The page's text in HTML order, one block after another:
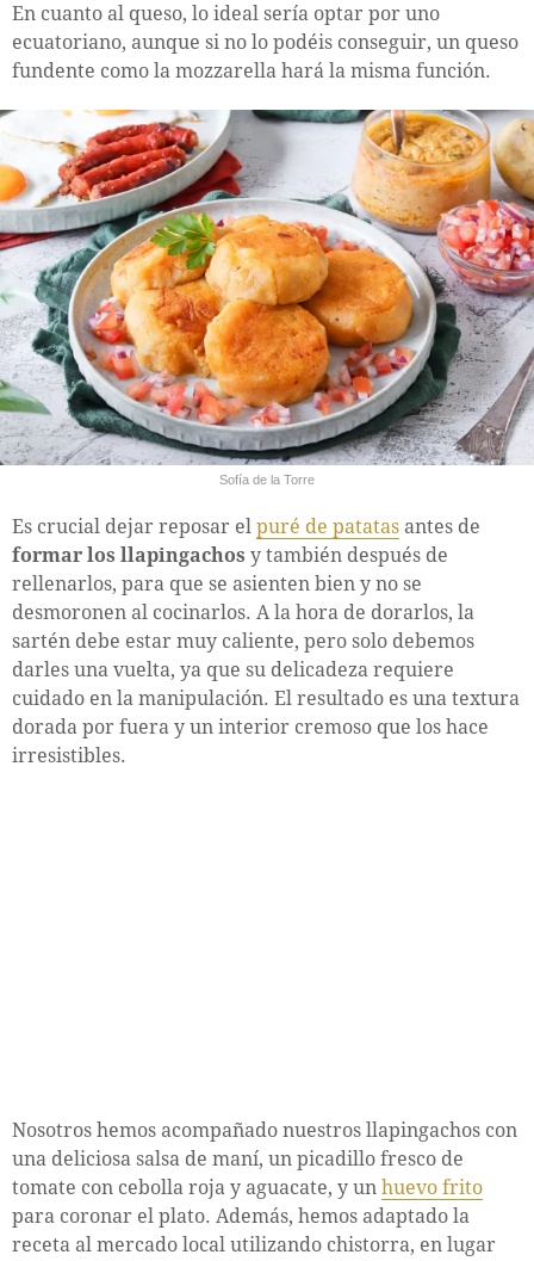
En cuanto al queso, lo ideal sería optar por uno
ecuatoriano, aunque si no lo podéis conseguir, un queso
fundente como la mozzarella hará la misma función.
Sofía de la Torre
Es crucial dejar reposar el puré de patatas antes de
formar los llapingachos y también después de
rellenarlos, para que se asienten bien y no se
desmoronen al cocinarlos. A la hora de dorarlos, la
sartén debe estar muy caliente, pero solo debemos
darles una vuelta, ya que su delicadeza requiere
cuidado en la manipulación. El resultado es una textura
dorada por fuera y un interior cremoso que los hace
irresistibles.
Nosotros hemos acompañado nuestros llapingachos con
una deliciosa salsa de maní, un picadillo fresco de
tomate con cebolla roja y aguacate, y un huevo frito
para coronar el plato. Además, hemos adaptado la
receta al mercado local utilizando chistorra, en lugar